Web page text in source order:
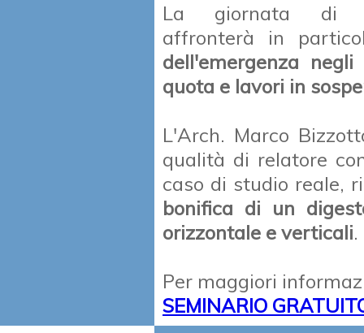
La giornata di
affronterà in
dell'emergenza
quota e lavori in
L'Arch. Marco
qualità di relatore
caso di studio reale,
bonifica di un
orizzontale e verticali.
Per maggiori
SEMINARIO